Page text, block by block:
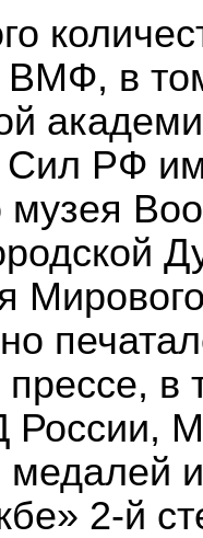
в
Сил РФ
музея
прессе,
России,
2-й